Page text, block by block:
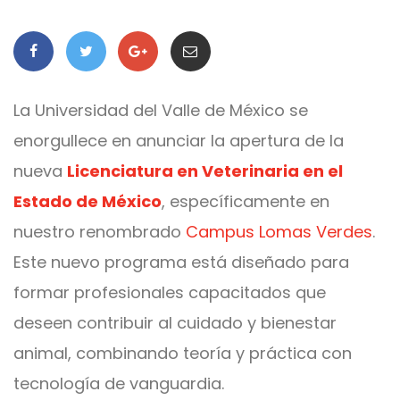
La Universidad del Valle de México se
enorgullece en anunciar la apertura de la
nueva Licenciatura en Veterinaria en el
Estado de México, específicamente en
nuestro renombrado Campus Lomas Verdes.
Este nuevo programa está diseñado para
formar profesionales capacitados que
deseen contribuir al cuidado y bienestar
animal, combinando teoría y práctica con
tecnología de vanguardia.